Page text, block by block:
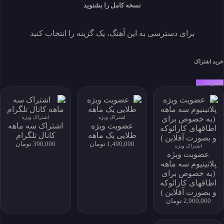
یا فایل را بصورت تکی خریداری کنید.
حساب کاربری من
My Subscriptions
download history
my download
پروفایل و دانلود
پروفایل و دانلود
نماد اعتماد الکترونیکی
نسخه کامل را بشنوید
برای دسترسی به این آهنگ، یک گزینه را انتخاب کنید
خرید اشتراک
به‌صرفه‌ترین
اشتراک ویژه
عضویت ویژه
پلاتینیوم سه ماهه
(به خصوص برای
اطاقهای کارائوکه
و بصورت آفلاین )
2,900,000 تومان
اشتراک ویژه
عضویت ویژه
طلایی یک ماهه
1,490,000 تومان
اشتراک ویژه
اشتراک سه ماهه
کانال تلگرام
390,000 تومان